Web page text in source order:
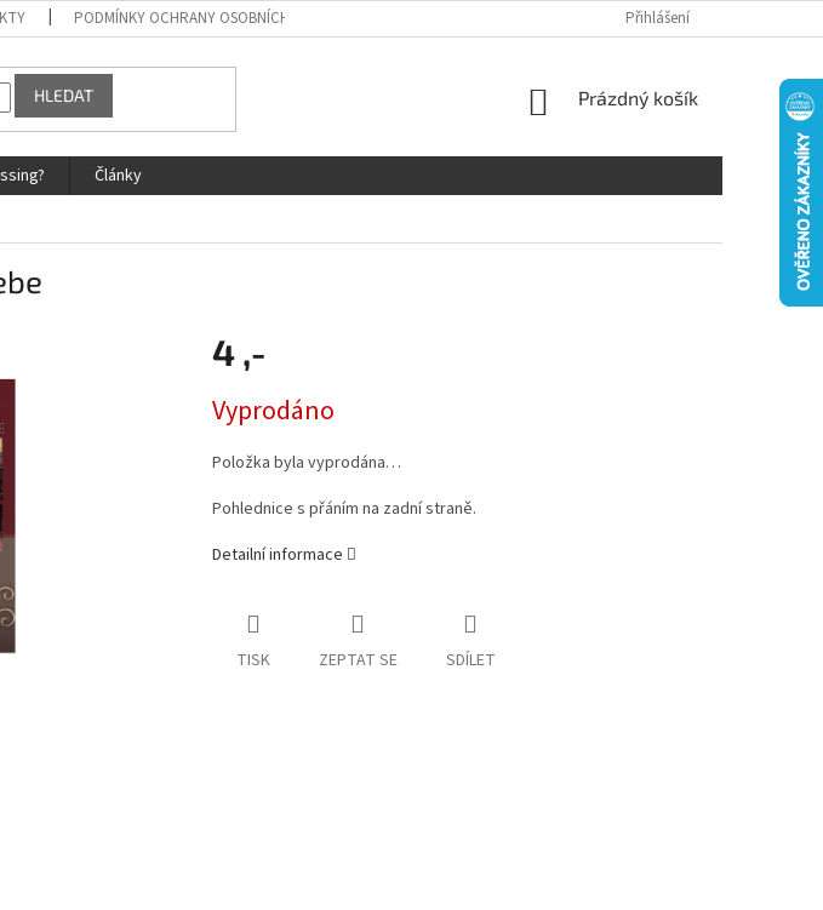
PODMÍNKY OCHRANY OSOBNÍCH ÚDAJŮ Přihlášení
HLEDAT
NÁKUPNÍ
Prázdný košík
Články
4 ,-
cena:
Vyprodáno
Položka byla vyprodána…
Pohlednice s přáním na zadní straně.
Detailní informace
TISK ZEPTAT SE SDÍLET